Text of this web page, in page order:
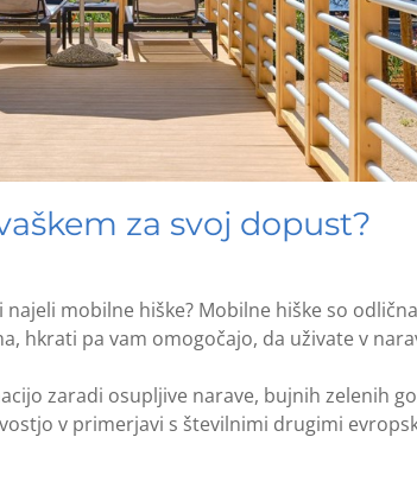
za svoj dopust?
mobilne hiške? Mobilne hiške so
hkrati pa vam omogočajo, da uživate v
zaradi osupljive narave, bujnih zelenih
v primerjavi s številnimi drugimi